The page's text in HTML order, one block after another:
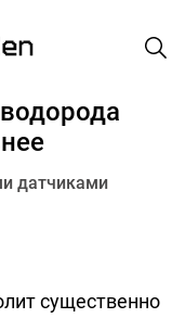
датчиками
существенно